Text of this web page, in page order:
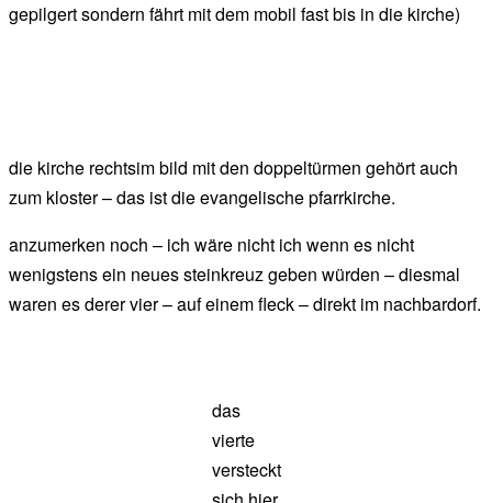
gepilgert sondern fährt mit dem mobil fast bis in die kirche)
die kirche rechtsim bild mit den doppeltürmen gehört auch
zum kloster – das ist die evangelische pfarrkirche.
anzumerken noch – ich wäre nicht ich wenn es nicht
wenigstens ein neues steinkreuz geben würden – diesmal
waren es derer vier – auf einem fleck – direkt im nachbardorf.
das
vierte
versteckt